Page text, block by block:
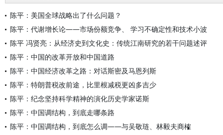
陈平：美国全球战略出了什么问题？
陈平：代谢增长论——市场份额竞争、 学习不确定性和技术小波
陈平 冯贤亮：从经济史到文化史：传统江南研究的若干问题述评
陈平：中国的改革开放和中国道路
陈平：中国经济改革之路：对话斯密及马恩列斯
陈平：特朗普税改前途，比里根减税更凶多吉少
陈平：纪念坚持科学精神的演化历史学家诺斯
陈平：中国调结构，到底走哪条路
陈平：中国调结构，到底怎么调——与吴敬琏、林毅夫商榷